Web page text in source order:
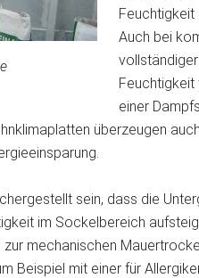
Feuchtigkeit
Auch bei
Feuchtigkeit
einer
überzeugen
sein, dass die
im Sockelbereich
mechanischen
Beispiel mit einer für